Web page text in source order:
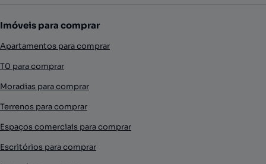
Imóveis para comprar
Apartamentos para comprar
T0 para comprar
Moradias para comprar
Terrenos para comprar
Espaços comerciais para comprar
Escritórios para comprar